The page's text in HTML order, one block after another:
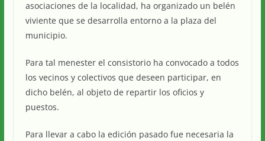
asociaciones de la localidad, ha organizado un belén
viviente que se desarrolla entorno a la plaza del
municipio.
Para tal menester el consistorio ha convocado a todos
los vecinos y colectivos que deseen participar, en
dicho belén, al objeto de repartir los oficios y
puestos.
Para llevar a cabo la edición pasado fue necesaria la